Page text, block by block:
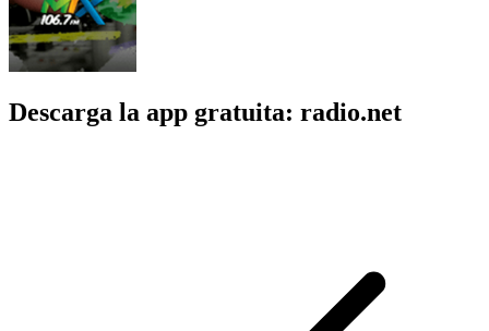
Descarga la app gratuita: radio.net